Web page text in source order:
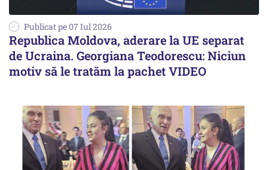
Publicat pe 07 Iul 2026
Republica Moldova, aderare la UE separat
de Ucraina. Georgiana Teodorescu: Niciun
motiv să le tratăm la pachet VIDEO